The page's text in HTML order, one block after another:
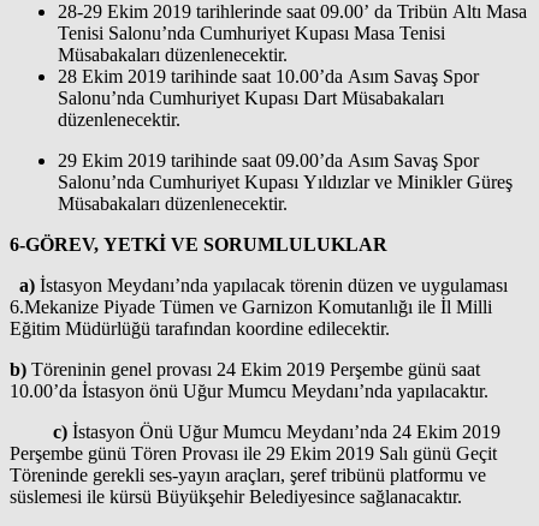
28-29 Ekim 2019 tarihlerinde saat 09.00’ da Tribün Altı Masa
Tenisi Salonu’nda Cumhuriyet Kupası Masa Tenisi
Müsabakaları düzenlenecektir.
28 Ekim 2019 tarihinde saat 10.00’da Asım Savaş Spor
Salonu’nda Cumhuriyet Kupası Dart Müsabakaları
düzenlenecektir.
29 Ekim 2019 tarihinde saat 09.00’da Asım Savaş Spor
Salonu’nda Cumhuriyet Kupası Yıldızlar ve Minikler Güreş
Müsabakaları düzenlenecektir.
6-GÖREV, YETKİ VE SORUMLULUKLAR
a) İstasyon Meydanı’nda yapılacak törenin düzen ve uygulaması
6.Mekanize Piyade Tümen ve Garnizon Komutanlığı ile İl Milli
Eğitim Müdürlüğü tarafından koordine edilecektir.
b) Töreninin genel provası 24 Ekim 2019 Perşembe günü saat
10.00’da İstasyon önü Uğur Mumcu Meydanı’nda yapılacaktır.
c) İstasyon Önü Uğur Mumcu Meydanı’nda 24 Ekim 2019
Perşembe günü Tören Provası ile 29 Ekim 2019 Salı günü Geçit
Töreninde gerekli ses-yayın araçları, şeref tribünü platformu ve
süslemesi ile kürsü Büyükşehir Belediyesince sağlanacaktır.